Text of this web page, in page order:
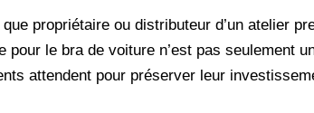
que propriétaire ou distributeur d’un atelier
pour le bra de voiture n’est pas seulement
attendent pour préserver leur